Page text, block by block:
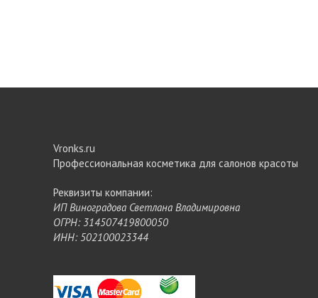
Vronks.ru
Профессиональная косметика для салонов красоты
Реквизиты компании:
ИП Виноградова Светлана Владимировна
ОГРН: 314507419800050
ИНН: 502100023344